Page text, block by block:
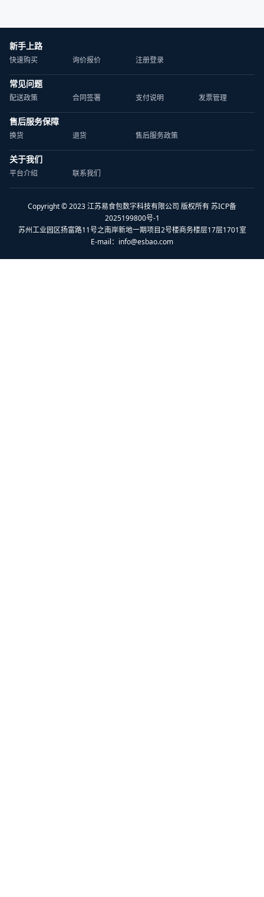
新手上路
快速购买 询价报价 注册登录
常见问题
配送政策 合同签署 支付说明 发票管理
售后服务保障
换货 退货 售后服务政策
关于我们
平台介绍 联系我们
Copyright © 2023 江苏易食包数字科技有限公司 版权所有 苏ICP备
2025199800号-1
苏州工业园区扬富路11号之南岸新地一期项目2号楼商务楼层17层1701室
E-mail： info@esbao.com